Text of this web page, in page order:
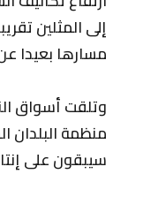
إلى المثلين
مسارها بعيدا
وتلقت أسواق
منظمة البلدان
سيبقون على